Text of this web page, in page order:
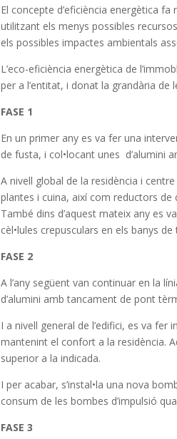
El concepte d’eficiència energètica
utilitzant els menys possibles
els possibles impactes ambientals
L’eco-eficiència energètica de
per a l’entitat, i donat la grandària de
FASE 1
En un primer any es va fer una
de fusta, i col•locant unes d’alumini
A nivell global de la residència i
plantes i cuina, així com reductors
També dins d’aquest mateix any es
cèl•lules crepusculars en els banys
FASE 2
A l’any següent van continuar en la
d’alumini amb tancament de pont
I a nivell general de l’edifici, es va
mantenint el confort a la residència.
superior a la indicada.
I per acabar, s’instal•la una nova
consum de les bombes d’impulsió
FASE 3